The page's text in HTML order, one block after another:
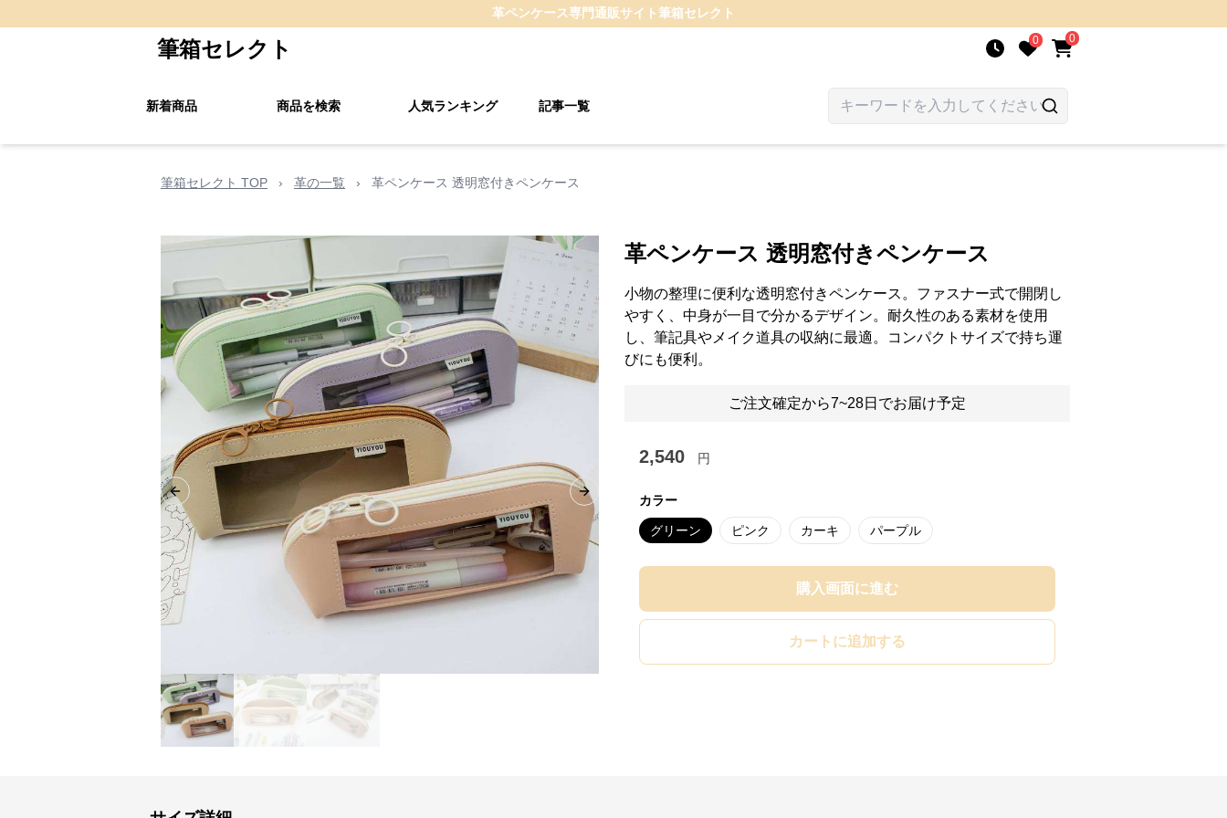
革ペンケース専門通販サイト筆箱セレクト
筆箱セレクト 0 0
新着商品 商品を検索 人気ランキング 記事一覧
筆箱セレクト TOP › 革の一覧 › 革ペンケース 透明窓付きペンケース
Previous slide Next slide
革ペンケース 透明窓付きペンケース
小物の整理に便利な透明窓付きペンケース。ファスナー式で開閉し
やすく、中身が一目で分かるデザイン。耐久性のある素材を使用
し、筆記具やメイク道具の収納に最適。コンパクトサイズで持ち運
びにも便利。
ご注文確定から7~28日でお届け予定
2,540 円
カラー
グリーン ピンク カーキ パープル
購入画面に進む
カートに追加する